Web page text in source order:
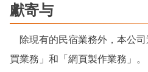
獻寄与
除現有的民宿業務外，本公
買業務」和「網頁製作業務」